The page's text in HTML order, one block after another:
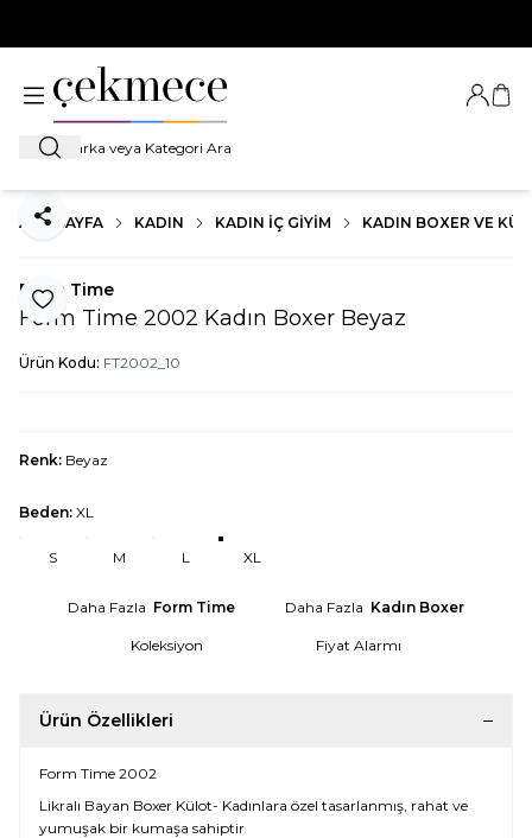
Ara
Giriş
ANA SAYFA KADIN KADIN İÇ GIYIM KADIN BOXER VE
Favoriye Ekle
Paylaş
Form Time
Form Time 2002 Kadın Boxer Beyaz
Ürün Kodu: FT2002_10
Renk: Beyaz
Beden: XL
S M L XL
Daha Fazla Form Time Daha Fazla Kadın Boxer
Koleksiyon Fiyat Alarmı
Ürün Özellikleri
Form Time 2002
Likralı Bayan Boxer Külot- Kadınlara özel tasarlanmış, rahat ve
yumuşak bir kumaşa sahiptir